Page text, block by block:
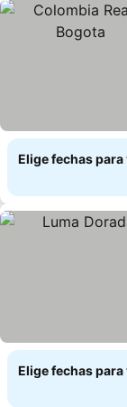
Elige fechas
Elige fechas